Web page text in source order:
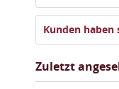
Kunden haben
Zuletzt